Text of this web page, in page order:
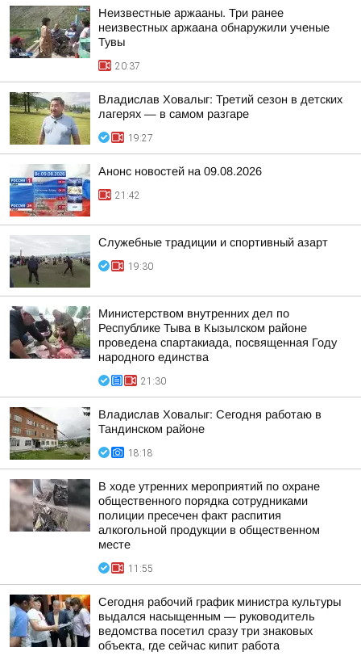
Неизвестные аржааны. Три ранее
неизвестных аржаана обнаружили ученые
Тувы
20:37
Владислав Ховалыг: Третий сезон в детских
лагерях — в самом разгаре
19:27
Анонс новостей на 09.08.2026
21:42
Служебные традиции и спортивный азарт
19:30
Министерством внутренних дел по
Республике Тыва в Кызылском районе
проведена спартакиада, посвященная Году
народного единства
21:30
Владислав Ховалыг: Сегодня работаю в
Тандинском районе
18:18
В ходе утренних мероприятий по охране
общественного порядка сотрудниками
полиции пресечен факт распития
алкогольной продукции в общественном
месте
11:55
Сегодня рабочий график министра культуры
выдался насыщенным — руководитель
ведомства посетил сразу три знаковых
объекта, где сейчас кипит работа